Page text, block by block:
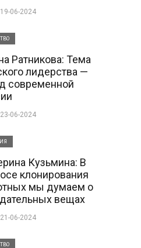
06-2024
Ратникова: Тема
лидерства —
современной
06-2024
Кузьмина: В
клонирования
мы думаем о
вещах
06-2024